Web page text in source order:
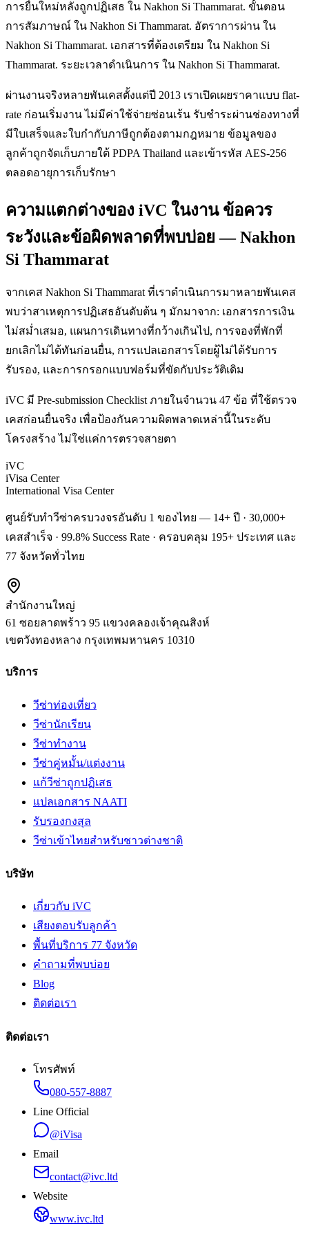
การยื่นใหม่หลังถูกปฏิเสธ ใน Nakhon Si Thammarat. ขั้นตอน
การสัมภาษณ์ ใน Nakhon Si Thammarat. อัตราการผ่าน ใน
Nakhon Si Thammarat. เอกสารที่ต้องเตรียม ใน Nakhon Si
Thammarat. ระยะเวลาดำเนินการ ใน Nakhon Si Thammarat.
ผ่านงานจริงหลายพันเคสตั้งแต่ปี 2013 เราเปิดเผยราคาแบบ flat-
rate ก่อนเริ่มงาน ไม่มีค่าใช้จ่ายซ่อนเร้น รับชำระผ่านช่องทางที่
มีใบเสร็จและใบกำกับภาษีถูกต้องตามกฎหมาย ข้อมูลของ
ลูกค้าถูกจัดเก็บภายใต้ PDPA Thailand และเข้ารหัส AES-256
ตลอดอายุการเก็บรักษา
ความแตกต่างของ iVC ในงาน ข้อควร
ระวังและข้อผิดพลาดที่พบบ่อย — Nakhon
Si Thammarat
จากเคส Nakhon Si Thammarat ที่เราดำเนินการมาหลายพันเคส
พบว่าสาเหตุการปฏิเสธอันดับต้น ๆ มักมาจาก: เอกสารการเงิน
ไม่สม่ำเสมอ, แผนการเดินทางที่กว้างเกินไป, การจองที่พักที่
ยกเลิกไม่ได้ทันก่อนยื่น, การแปลเอกสารโดยผู้ไม่ได้รับการ
รับรอง, และการกรอกแบบฟอร์มที่ขัดกับประวัติเดิม
iVC มี Pre-submission Checklist ภายในจำนวน 47 ข้อ ที่ใช้ตรวจ
เคสก่อนยื่นจริง เพื่อป้องกันความผิดพลาดเหล่านี้ในระดับ
โครงสร้าง ไม่ใช่แค่การตรวจสายตา
iVC
iVisa Center
International Visa Center
ศูนย์รับทำวีซ่าครบวงจรอันดับ 1 ของไทย — 14+ ปี · 30,000+
เคสสำเร็จ · 99.8% Success Rate · ครอบคลุม 195+ ประเทศ และ
77 จังหวัดทั่วไทย
สำนักงานใหญ่
61 ซอยลาดพร้าว 95 แขวงคลองเจ้าคุณสิงห์
เขตวังทองหลาง กรุงเทพมหานคร 10310
บริการ
วีซ่าท่องเที่ยว
วีซ่านักเรียน
วีซ่าทำงาน
วีซ่าคู่หมั้น/แต่งงาน
แก้วีซ่าถูกปฏิเสธ
แปลเอกสาร NAATI
รับรองกงสุล
วีซ่าเข้าไทยสำหรับชาวต่างชาติ
บริษัท
เกี่ยวกับ iVC
เสียงตอบรับลูกค้า
พื้นที่บริการ 77 จังหวัด
คำถามที่พบบ่อย
Blog
ติดต่อเรา
ติดต่อเรา
โทรศัพท์
080-557-8887
Line Official
@iVisa
Email
contact@ivc.ltd
Website
www.ivc.ltd